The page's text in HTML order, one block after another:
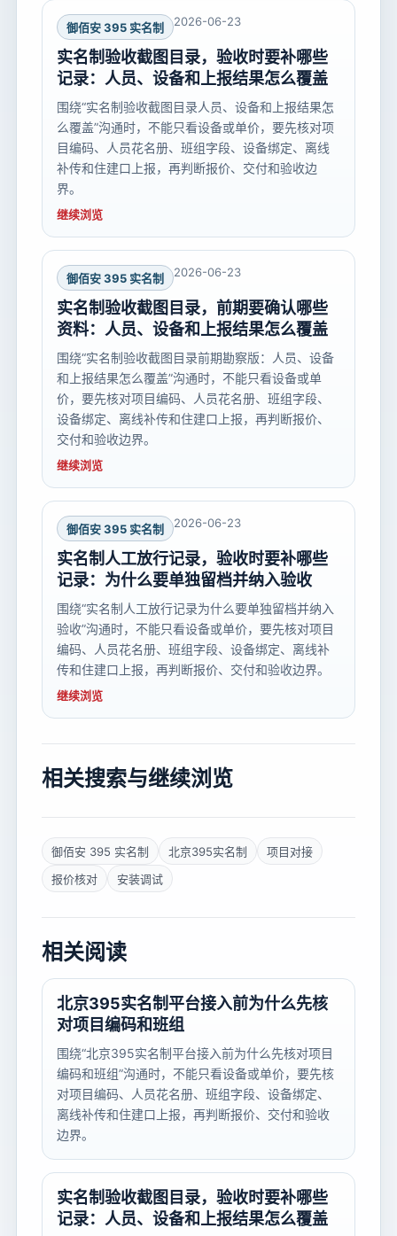
御佰安 395 实名制 2026-06-23
实名制验收截图目录，验收时要补哪些
记录：人员、设备和上报结果怎么覆盖
围绕“实名制验收截图目录人员、设备和上报结果怎
么覆盖”沟通时，不能只看设备或单价，要先核对项
目编码、人员花名册、班组字段、设备绑定、离线
补传和住建口上报，再判断报价、交付和验收边
界。
继续浏览
御佰安 395 实名制 2026-06-23
实名制验收截图目录，前期要确认哪些
资料：人员、设备和上报结果怎么覆盖
围绕“实名制验收截图目录前期勘察版：人员、设备
和上报结果怎么覆盖”沟通时，不能只看设备或单
价，要先核对项目编码、人员花名册、班组字段、
设备绑定、离线补传和住建口上报，再判断报价、
交付和验收边界。
继续浏览
御佰安 395 实名制 2026-06-23
实名制人工放行记录，验收时要补哪些
记录：为什么要单独留档并纳入验收
围绕“实名制人工放行记录为什么要单独留档并纳入
验收”沟通时，不能只看设备或单价，要先核对项目
编码、人员花名册、班组字段、设备绑定、离线补
传和住建口上报，再判断报价、交付和验收边界。
继续浏览
相关搜索与继续浏览
御佰安 395 实名制 北京395实名制
项目对接
报价核对
安装调试
相关阅读
北京395实名制平台接入前为什么先核
对项目编码和班组
围绕“北京395实名制平台接入前为什么先核对项目
编码和班组”沟通时，不能只看设备或单价，要先核
对项目编码、人员花名册、班组字段、设备绑定、
离线补传和住建口上报，再判断报价、交付和验收
边界。
实名制验收截图目录，验收时要补哪些
记录：人员、设备和上报结果怎么覆盖